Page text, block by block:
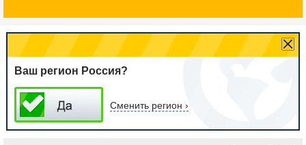
Ваш регион Россия?
Сменить регион ›